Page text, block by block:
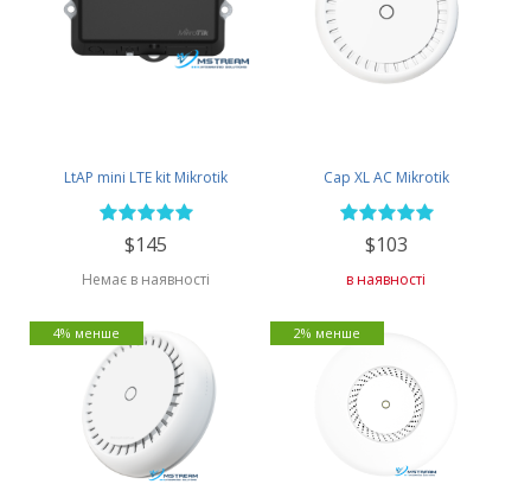
LtAP mini LTE kit Mikrotik
$145
Немає в наявності
Cap XL AC Mikrotik
$103
в наявності
4% менше 2% менше